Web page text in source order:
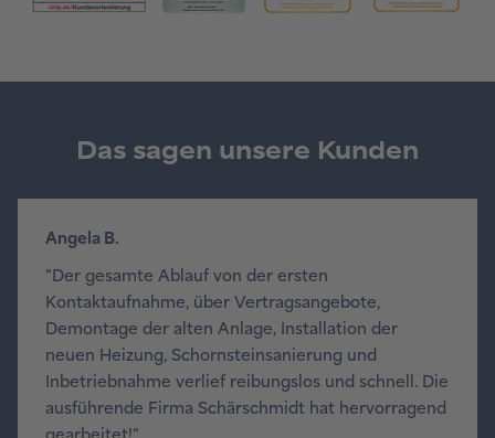
Das sagen unsere Kunden
Angela B.
"Der gesamte Ablauf von der ersten
Kontaktaufnahme, über Vertragsangebote,
Demontage der alten Anlage, Installation der
neuen Heizung, Schornsteinsanierung und
Inbetriebnahme verlief reibungslos und schnell. Die
ausführende Firma Schärschmidt hat hervorragend